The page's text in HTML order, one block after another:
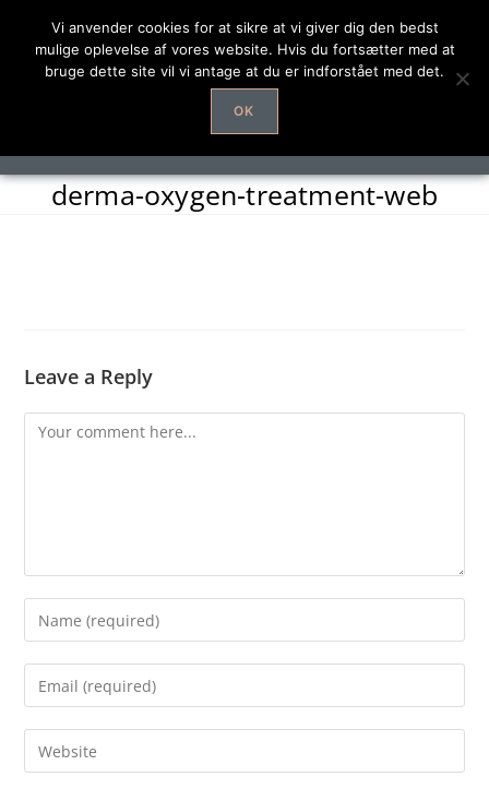
derma-oxygen-treatment-web
Leave a Reply
Vi anvender cookies for at sikre at vi giver dig den bedst
mulige oplevelse af vores website. Hvis du fortsætter med at
bruge dette site vil vi antage at du er indforstået med det.
OK